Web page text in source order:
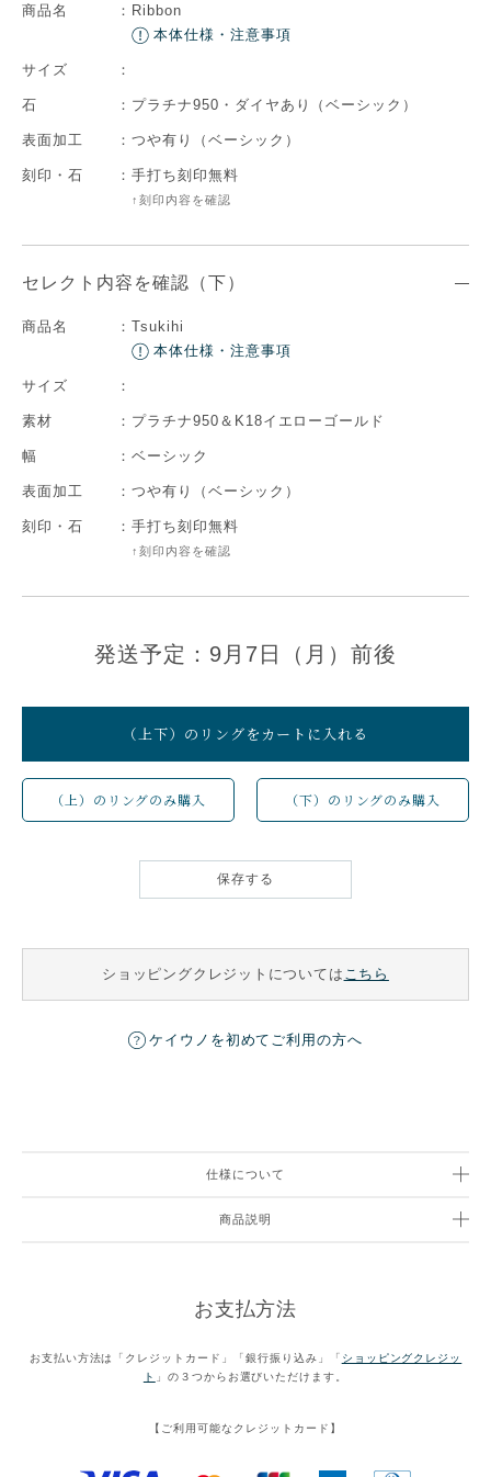
商品名 ： Ribbon
本体仕様・注意事項
サイズ ：
石 ： プラチナ950・ダイヤあり（ベーシック）
表面加工 ： つや有り（ベーシック）
刻印・石 ： 手打ち刻印無料
↑刻印内容を確認
セレクト内容を確認（下）
商品名 ： Tsukihi
本体仕様・注意事項
サイズ ：
素材 ： プラチナ950＆K18イエローゴールド
幅 ： ベーシック
表面加工 ： つや有り（ベーシック）
刻印・石 ： 手打ち刻印無料
↑刻印内容を確認
発送予定：9月7日（月）前後
（上下）のリングをカートに入れる
（上）のリングのみ購入 （下）のリングのみ購入
保存する
ショッピングクレジットについては こちら
ケイウノを初めてご利用の方へ
商品説明
仕様について
お支払方法
お支払い方法は「クレジットカード」「銀行振り込み」「 ショッピングクレジッ
ト 」の３つからお選びいただけます。
【ご利用可能なクレジットカード】